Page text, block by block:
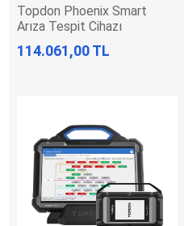
Topdon Phoenix Smart
Arıza Tespit Cihazı
114.061,00 TL